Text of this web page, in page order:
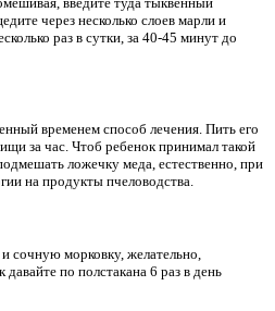
через несколько слоев марли и
раз в сутки, за 40-45 минут до
временем способ лечения. Пить его
за час. Чтоб ребенок принимал такой
ложечку меда, естественно, при
на продукты пчеловодства.
сочную морковку, желательно,
по полстакана 6 раз в день